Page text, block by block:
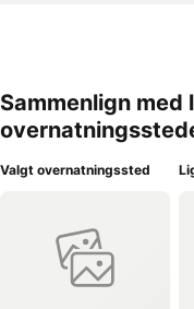
Sammenlign med
Valgt overnatningssted